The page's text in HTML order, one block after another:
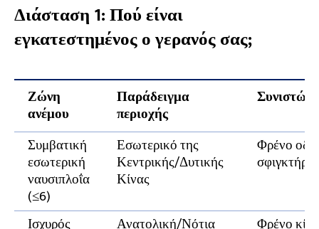
Διάσταση 1: Πού είναι
εγκατεστημένος ο γερανός σας;
Ζώνη
ανέμου
Παράδειγμα
περιοχής
Συμβατική
εσωτερική
ναυσιπλοΐα
(≤6)
Εσωτερικό της
Κεντρικής/Δυτικής
Κίνας
Φρένο
Ισχυρός Ανατολική/Νότια Φρένο